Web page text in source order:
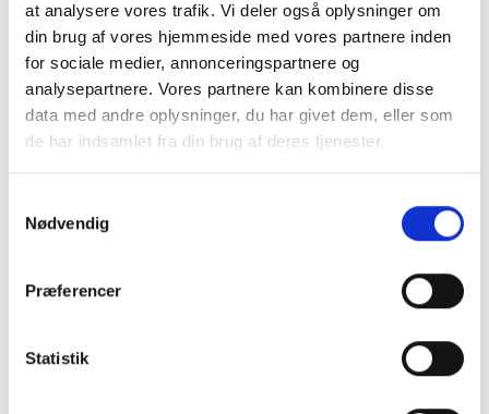
at analysere vores trafik. Vi deler også oplysninger om
din brug af vores hjemmeside med vores partnere inden
for sociale medier, annonceringspartnere og
analysepartnere. Vores partnere kan kombinere disse
data med andre oplysninger, du har givet dem, eller som
de har indsamlet fra din brug af deres tjenester.
Nødvendig
Præferencer
Statistik
Ved Passepartout i specialmål er det meste
muligt. Du kan både bestille et passepartout med
flere huller, eller få placering præcis hvor du
ønsker. Vi anbefaler at du som minimum laver en
kant på 2 cm og op efter.
Se eksempler herunder.